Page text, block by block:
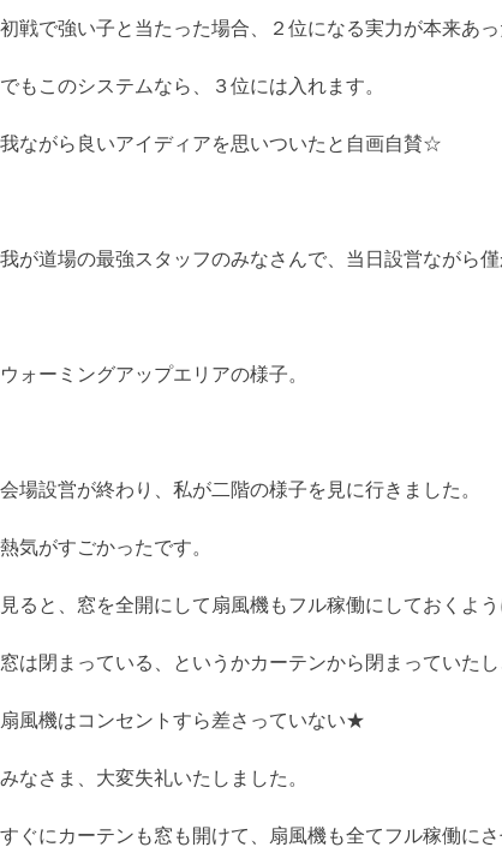
初戦で強い子と当たった場合、２位になる実力が本来あっ
でもこのシステムなら、３位には入れます。
我ながら良いアイディアを思いついたと自画自賛☆
我が道場の最強スタッフのみなさんで、当日設営ながら
ウォーミングアップエリアの様子。
会場設営が終わり、私が二階の様子を見に行きました。
熱気がすごかったです。
見ると、窓を全開にして扇風機もフル稼働にしておくよう
窓は閉まっている、というかカーテンから閉まっていたし
扇風機はコンセントすら差さっていない★
みなさま、大変失礼いたしました。
すぐにカーテンも窓も開けて、扇風機も全てフル稼働にさ